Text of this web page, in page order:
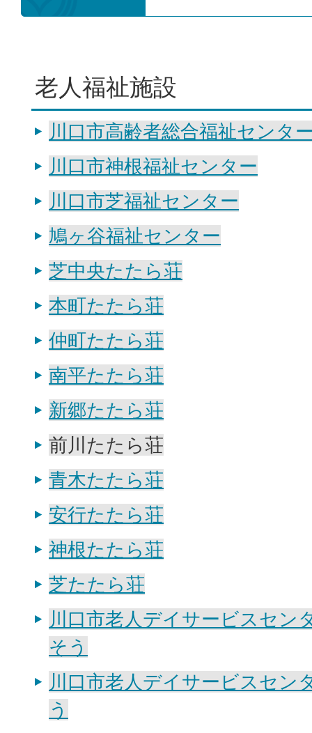
老人福祉施設
川口市高齢者総合福祉センタ
川口市神根福祉センター
川口市芝福祉センター
鳩ヶ谷福祉センター
芝中央たたら荘
本町たたら荘
仲町たたら荘
南平たたら荘
新郷たたら荘
前川たたら荘
青木たたら荘
安行たたら荘
神根たたら荘
芝たたら荘
川口市老人デイサービスセン
そう
川口市老人デイサービスセン
う